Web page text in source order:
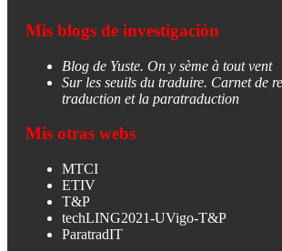
Mis blogs de investigación
Blog de Yuste. On y sème à tout vent
Sur les seuils du traduire. Carnet de
traduction et la paratraduction
Mis otras webs
MTCI
ETIV
T&P
techLING2021-UVigo-T&P
ParatradIT